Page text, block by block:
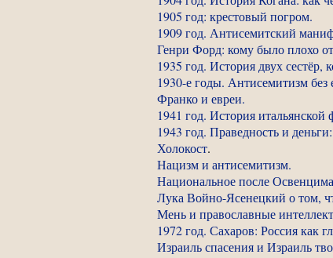
1905 год: крестовый погром.
1909 год. Антисемитский
Генри Форд: кому было плохо
1935 год. История двух сестёр,
1930-е годы. Антисемитизм
Франко и евреи.
1941 год. История
1943 год. Праведность и
Холокост.
Нацизм и антисемитизм.
Национальное после
Лука Войно-Ясенецкий о том,
Мень и православные
1972 год. Сахаров: Россия как
Израиль спасения и Израиль